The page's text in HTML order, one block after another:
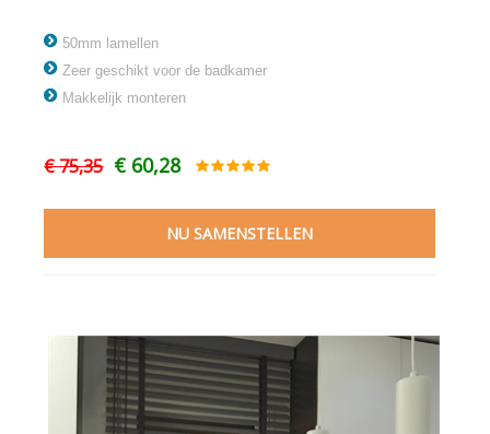
50mm lamellen
Zeer geschikt voor de badkamer
Makkelijk monteren
€ 75,35 € 60,28